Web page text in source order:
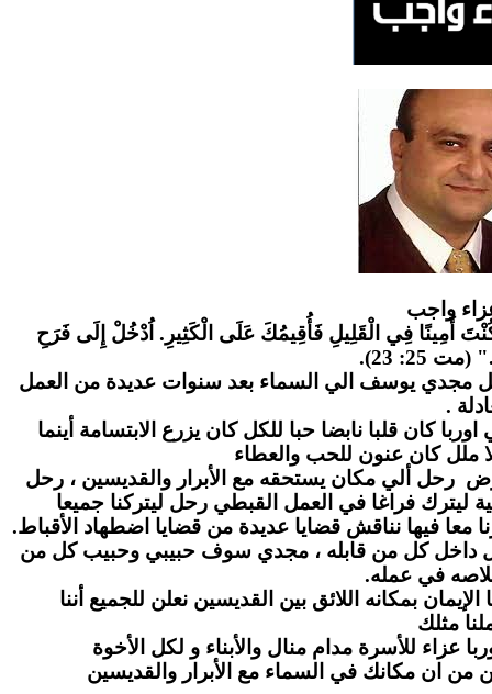
واجب
أَمِينًا فِي الْقَلِيلِ فَأُقِيمُكَ عَلَى الْكَثِيرِ. اُدْخُلْ إِلَى فَرَحِ
25: 23).
مجدي يوسف الي السماء بعد سنوات عديدة من العمل
.
كان قلبا نابضا حبا للكل كان يزرع الابتسامة أينما
ملل كان عنون للحب والعطاء
رحل ألي مكان يستحقه مع الأبرار والقديسين ، رحل
ليترك فراغا في العمل القبطي رحل ليتركنا جميعا
فيها نناقش قضايا عديدة من قضايا اضطهاد الأقباط.
داخل كل من قابله ، مجدي سوف حبيبي وحبيب كل من
في عمله.
بمكانه اللائق بين القديسين نعلن للجميع أننا
مثلك
عزاء للأسرة مدام منال والأبناء و لكل الأخوة
من ان مكانك في السماء مع الأبرار والقديسين